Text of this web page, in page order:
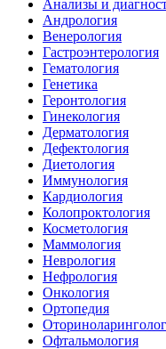
Анализы и
Андрология
Венерология
Гастроэнтерология
Гематология
Генетика
Геронтология
Гинекология
Дерматология
Дефектология
Диетология
Иммунология
Кардиология
Колопроктология
Косметология
Маммология
Неврология
Нефрология
Онкология
Ортопедия
Офтальмология